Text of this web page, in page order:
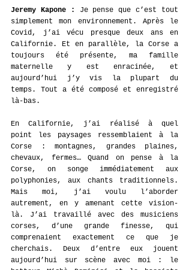
Jeremy Kapone :
Je pense que c’est tout
simplement mon environnement. Après le
Covid, j’ai vécu presque deux ans en
Californie. Et en parallèle, la Corse a
toujours été présente, ma famille
maternelle y est enracinée, et
aujourd’hui j’y vis la plupart du
temps. Tout a été composé et enregistré
là-bas.
En Californie, j’ai réalisé à quel
point les paysages ressemblaient à la
Corse : montagnes, grandes plaines,
chevaux, fermes… Quand on pense à la
Corse, on songe immédiatement aux
polyphonies, aux chants traditionnels.
Mais moi, j’ai voulu l’aborder
autrement, en y amenant cette vision-
là. J’ai travaillé avec des musiciens
corses, d’une grande finesse, qui
comprenaient exactement ce que je
cherchais. Deux d’entre eux jouent
aujourd’hui sur scène avec moi : le